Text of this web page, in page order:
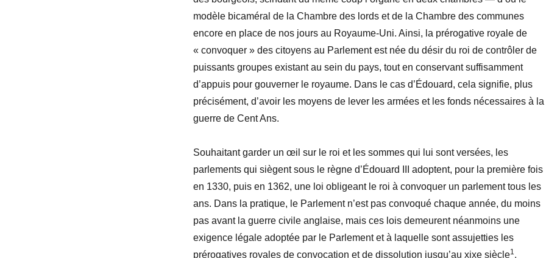
modèle bicaméral de la Chambre des lords et de la Chambre des communes
encore en place de nos jours au Royaume-Uni. Ainsi, la prérogative royale de
« convoquer » des citoyens au Parlement est née du désir du roi de contrôler de
puissants groupes existant au sein du pays, tout en conservant suffisamment
d’appuis pour gouverner le royaume. Dans le cas d’Édouard, cela signifie, plus
précisément, d’avoir les moyens de lever les armées et les fonds nécessaires à la
guerre de Cent Ans.
Souhaitant garder un œil sur le roi et les sommes qui lui sont versées, les
parlements qui siègent sous le règne d’Édouard III adoptent, pour la première fois
en 1330, puis en 1362, une loi obligeant le roi à convoquer un parlement tous les
ans. Dans la pratique, le Parlement n’est pas convoqué chaque année, du moins
pas avant la guerre civile anglaise, mais ces lois demeurent néanmoins une
exigence légale adoptée par le Parlement et à laquelle sont assujetties les
prérogatives royales de convocation et de dissolution jusqu’au xixe siècle1.